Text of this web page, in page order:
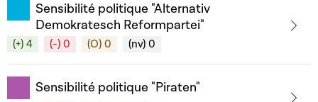
Sensibilité politique "Alternativ
Demokratesch Reformpartei"
(+) 4 (-) 0 (O) 0 (nv) 0
Sensibilité politique "Piraten"